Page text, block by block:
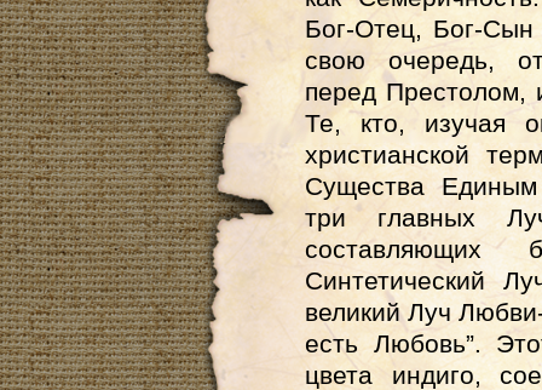
Бог-Отец, Бог-Сын
свою очередь,
перед Престолом,
Те, кто, изучая
христианской
Существа
три главных
составляющих
Синтетический
великий Луч
есть Любовь”.
цвета индиго,